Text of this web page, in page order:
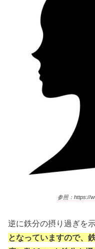
参照：https://
逆に鉄分の摂り過ぎを
となっていますので、